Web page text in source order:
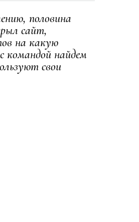
половина
сайт,
на какую
командой найдем
свои